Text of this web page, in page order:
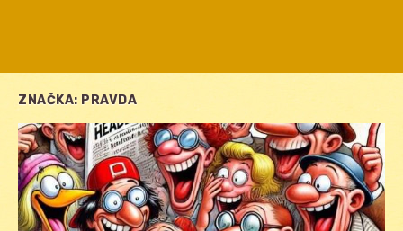
ZNAČKA: PRAVDA